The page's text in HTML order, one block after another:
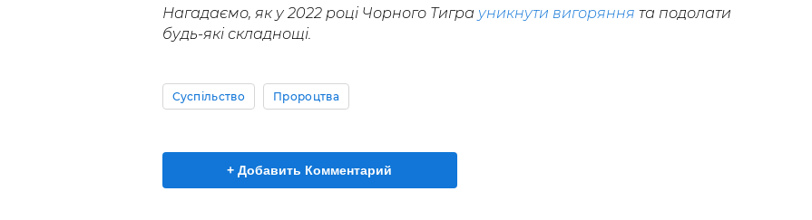
Нагадаємо, як у 2022 році Чорного Тигра уникнути вигоряння та подолати
будь-які складнощі.
Суспільство Пророцтва
+ Добавить Комментарий